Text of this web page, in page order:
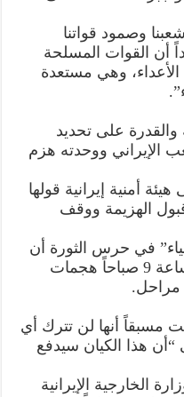
وصمود قواتنا
أن القوات المسلحة
الأعداء، وهي مستعدة
على تحديد
الإيراني ووحدته هزم
أمنية إيرانية قولها
الهزيمة ووقف
في حرس الثورة أن
الكيان الإسرائيلي شنَّ حتى الساعة 9 صباحاً هجمات
مسبقاً أنها لن تترك أي
هذا الكيان سيدفع
الخارجية الإيرانية